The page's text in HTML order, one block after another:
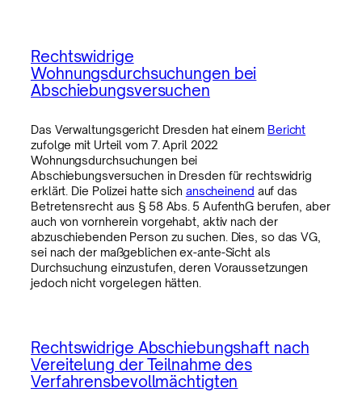
Rechtswidrige
Wohnungsdurchsuchungen bei
Abschiebungsversuchen
Das Verwaltungsgericht Dresden hat einem Bericht
zufolge mit Urteil vom 7. April 2022
Wohnungsdurchsuchungen bei
Abschiebungsversuchen in Dresden für rechtswidrig
erklärt. Die Polizei hatte sich anscheinend auf das
Betretensrecht aus § 58 Abs. 5 AufenthG berufen, aber
auch von vornherein vorgehabt, aktiv nach der
abzuschiebenden Person zu suchen. Dies, so das VG,
sei nach der maßgeblichen ex-ante-Sicht als
Durchsuchung einzustufen, deren Voraussetzungen
jedoch nicht vorgelegen hätten.
Rechtswidrige Abschiebungshaft nach
Vereitelung der Teilnahme des
Verfahrensbevollmächtigten